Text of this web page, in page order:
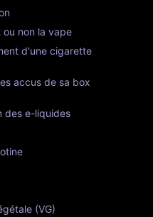
non la vape
d'une cigarette
accus de sa box
des e-liquides
(VG)